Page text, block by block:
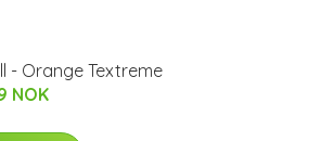
- Orange Textreme
NOK